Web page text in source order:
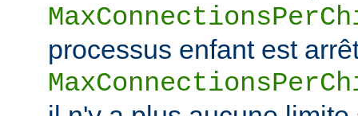
processus enfant est